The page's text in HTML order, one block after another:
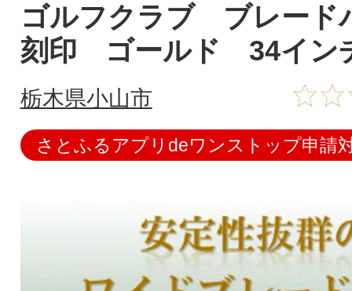
ゴルフクラブ ブレー
刻印 ゴールド 34イン
栃木県小山市
さとふるアプリdeワンストップ申請